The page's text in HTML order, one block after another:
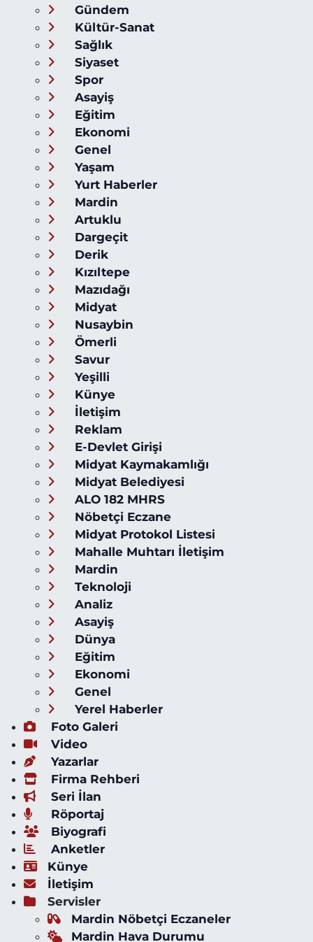
Gündem
Kültür-Sanat
Sağlık
Siyaset
Spor
Asayiş
Eğitim
Ekonomi
Genel
Yaşam
Yurt Haberler
Mardin
Artuklu
Dargeçit
Derik
Kızıltepe
Mazıdağı
Midyat
Nusaybin
Ömerli
Savur
Yeşilli
Künye
İletişim
Reklam
E-Devlet Girişi
Midyat Kaymakamlığı
Midyat Belediyesi
ALO 182 MHRS
Nöbetçi Eczane
Midyat Protokol Listesi
Mahalle Muhtarı İletişim
Mardin
Teknoloji
Analiz
Asayiş
Dünya
Eğitim
Ekonomi
Genel
Yerel Haberler
Foto Galeri
Video
Yazarlar
Firma Rehberi
Seri İlan
Röportaj
Biyografi
Anketler
Künye
İletişim
Servisler
Mardin Nöbetçi Eczaneler
Mardin Hava Durumu